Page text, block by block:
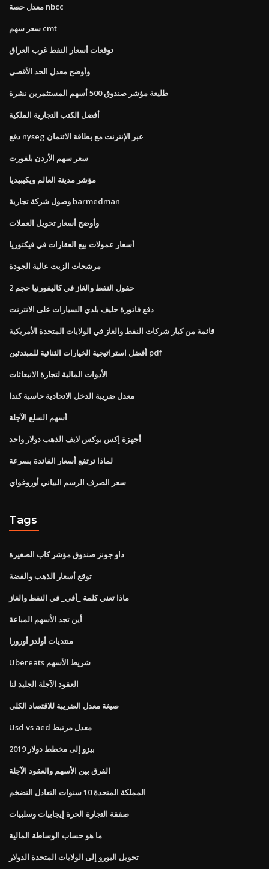
معدل حصة nbcc
سعر سهم cmt
توقعات أسعار النفط غرب العراق
وأوضح معدل الحد الأقصى
طليعة مؤشر صندوق 500 أسهم المستثمرين نشرة
أفضل الكتب التجارية الملكية
دفع nyseg عبر الإنترنت مع بطاقة الائتمان
سعر سهم الأردن بلفورت
مؤشر مدينة العالم ويكيبيديا
وصول شركة تجارية barmedman
وأوضح أسعار تحويل العملات
أسعار عمولات بيع العقارات في فيكتوريا
مرشحات الزيت عالية الجودة
حقول النفط والغاز في كاليفورنيا حجم 2
دفع فاتورة حليف بلدي السيارات على الانترنت
قائمة من كبار شركات النفط والغاز في الولايات المتحدة الأمريكية
أفضل استراتيجية الخيارات الثنائية للمبتدئين pdf
الأدوات المالية لتجارة الانبعاثات
معدل ضريبة الدخل الاتحادية حاسبة كندا
أسهم السلع الآجلة
أجهزة إكس بوكس ​​لايف الذهب دولار واحد
لماذا ترتفع أسعار الفائدة بسرعة
سعر الصرف الرسم البياني أوروغواي
Tags
داو جونز صندوق مؤشر كاب الصغيرة
توقع أسعار الذهب والفضة
ماذا تعني كلمة _أفي_ في النفط والغاز
أين تجد الأسهم المباعة
منتديات أولدز أورورا
Ubereats شريط الأسهم
العقود الآجلة الجليد لنا
صيغة معدل الضريبة للاقتصاد الكلي
Usd vs aed معدل مرتبط
بيزو إلى مخطط دولار 2019
الفرق بين الأسهم والعقود الآجلة
المملكة المتحدة 10 سنوات التعادل التضخم
صفقة التجارة الحرة إيجابيات وسلبيات
ما هو حساب الوساطة المالية
تحويل اليورو إلى الولايات المتحدة الدولار